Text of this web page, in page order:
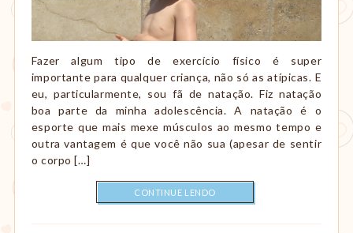
Fazer algum tipo de exercício físico é super
importante para qualquer criança, não só as atípicas. E
eu, particularmente, sou fã de natação. Fiz natação
boa parte da minha adolescência. A natação é o
esporte que mais mexe músculos ao mesmo tempo e
outra vantagem é que você não sua (apesar de sentir
o corpo […]
CONTINUE LENDO